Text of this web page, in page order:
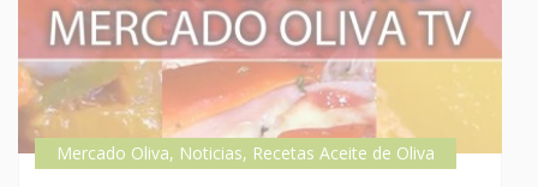
Mercado Oliva, Noticias, Recetas Aceite de Oliva